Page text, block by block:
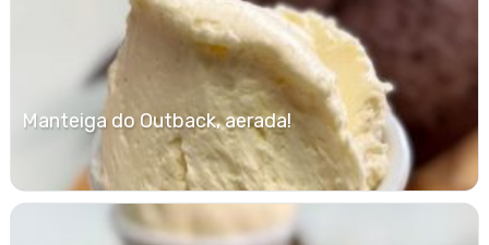
Manteiga do Outback, aerada!